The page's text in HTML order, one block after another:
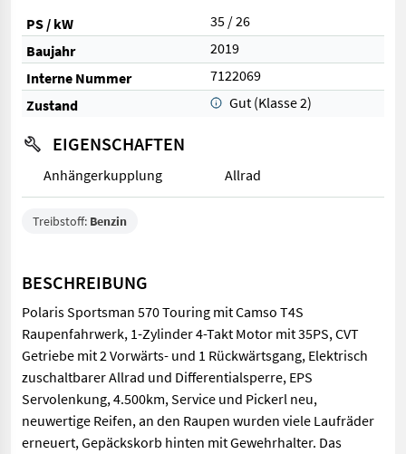
PS / kW
35 / 26
Baujahr
2019
Interne Nummer
7122069
Zustand
Gut (Klasse 2)
EIGENSCHAFTEN
Anhängerkupplung Allrad
Treibstoff: Benzin
BESCHREIBUNG
Polaris Sportsman 570 Touring mit Camso T4S
Raupenfahrwerk, 1-Zylinder 4-Takt Motor mit 35PS, CVT
Getriebe mit 2 Vorwärts- und 1 Rückwärtsgang, Elektrisch
zuschaltbarer Allrad und Differentialsperre, EPS
Servolenkung, 4.500km, Service und Pickerl neu,
neuwertige Reifen, an den Raupen wurden viele Laufräder
erneuert, Gepäckskorb hinten mit Gewehrhalter. Das